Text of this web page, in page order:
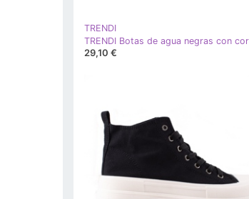
TRENDI
29,10 €